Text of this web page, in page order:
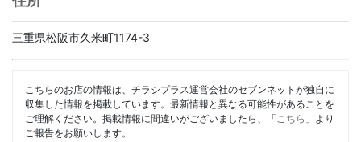
三重県松阪市久米町1174-3
こちらのお店の情報は、チラシプラス運営会社のセブンネットが独自に
収集した情報を掲載しています。最新情報と異なる可能性があることを
ご理解ください。掲載情報に間違いがございましたら、「 こちら 」より
ご報告をお願いします。